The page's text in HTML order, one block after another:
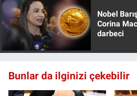
Nobel
Corina
darbeci
Bunlar da ilginizi çekebilir
Popüler
Programlar
Spor